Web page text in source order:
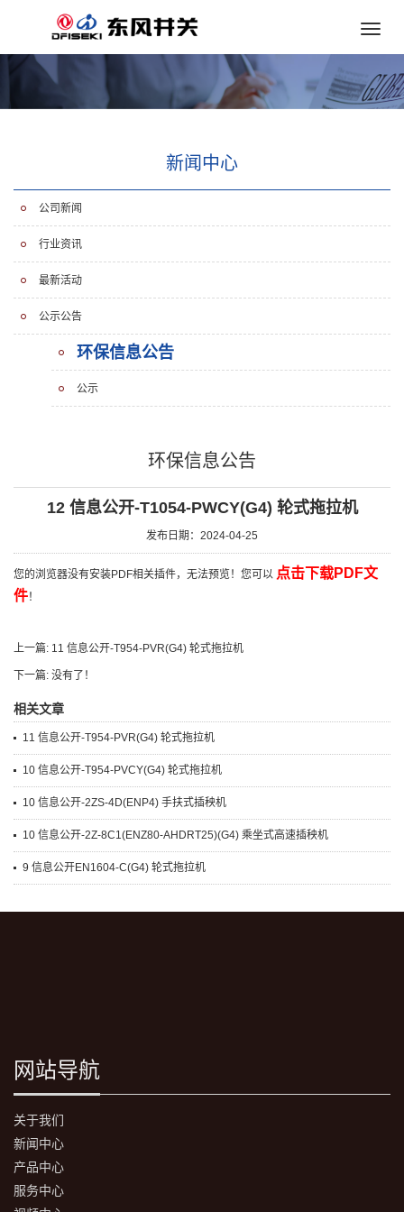
Toggle
新闻中心
公司新闻
行业资讯
最新活动
公示公告
环保信息公告
公示
环保信息公告
12 信息公开-T1054-PWCY(G4) 轮式拖拉机
发布日期：2024-04-25
您的浏览器没有安装PDF相关插件，无法预览！您可以 点击下载PDF文
件！
上一篇: 11 信息公开-T954-PVR(G4) 轮式拖拉机
下一篇: 没有了！
相关文章
11 信息公开-T954-PVR(G4) 轮式拖拉机
10 信息公开-T954-PVCY(G4) 轮式拖拉机
10 信息公开-2ZS-4D(ENP4) 手扶式插秧机
10 信息公开-2Z-8C1(ENZ80-AHDRT25)(G4) 乘坐式高速插秧机
9 信息公开EN1604-C(G4) 轮式拖拉机
网站导航
关于我们
新闻中心
产品中心
服务中心